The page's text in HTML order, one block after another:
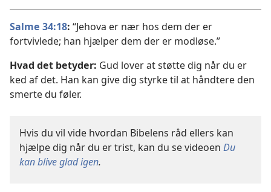
Salme 34:18: “Jehova er nær hos dem der er
fortvivlede; han hjælper dem der er modløse.”
Hvad det betyder: Gud lover at støtte dig når du er
ked af det. Han kan give dig styrke til at håndtere den
smerte du føler.
Hvis du vil vide hvordan Bibelens råd ellers kan
hjælpe dig når du er trist, kan du se videoen Du
kan blive glad igen.